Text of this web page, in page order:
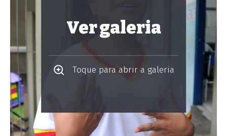
Ver galeria
Toque para abrir a galeria